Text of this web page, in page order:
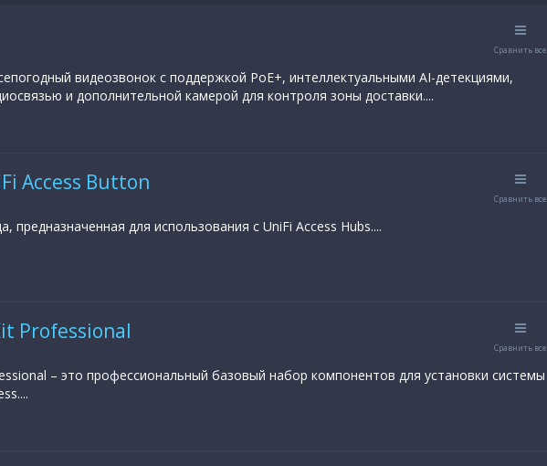
Сравнить все
видеозвонок с поддержкой PoE+, интеллектуальными AI-детекциями,
и дополнительной камерой для контроля зоны доставки....
Access Button
Сравнить все
предназначенная для использования с UniFi Access Hubs....
Professional
Сравнить все
– это профессиональный базовый набор компонентов для установки системы